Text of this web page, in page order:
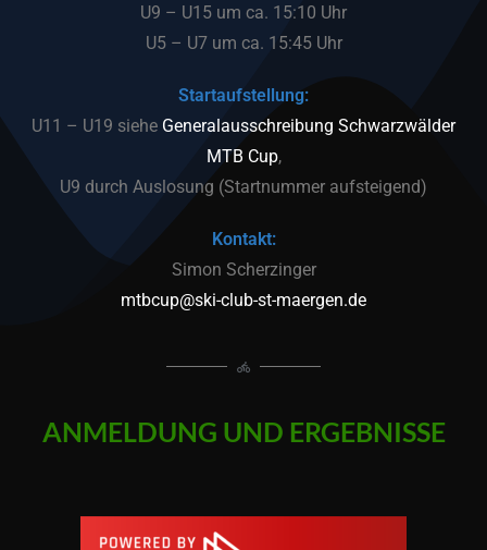
U9 – U15 um ca. 15:10 Uhr
U5 – U7 um ca. 15:45 Uhr
Startaufstellung:
U11 – U19 siehe Generalausschreibung Schwarzwälder
MTB Cup,
U9 durch Auslosung (Startnummer aufsteigend)
Kontakt:
Simon Scherzinger
mtbcup@ski-club-st-maergen.de
ANMELDUNG UND ERGEBNISSE